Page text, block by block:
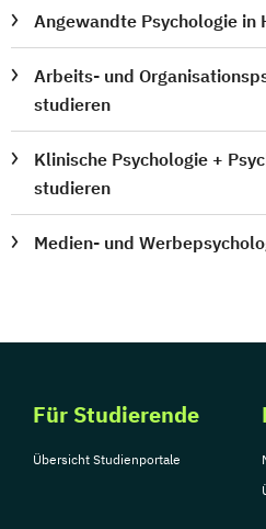
Angewandte Psychologie in
Arbeits- und
studieren
Klinische Psychologie +
studieren
Medien- und
Für Studierende
Übersicht Studienportale